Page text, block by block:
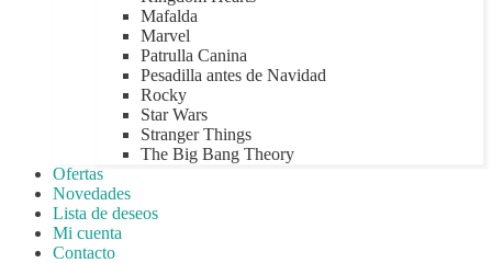
Mafalda
Marvel
Patrulla Canina
Pesadilla antes de Navidad
Rocky
Star Wars
Stranger Things
The Big Bang Theory
Ofertas
Novedades
Lista de deseos
Mi cuenta
Contacto